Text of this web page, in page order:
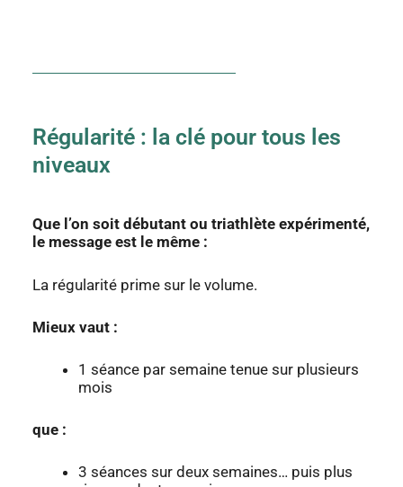
Régularité : la clé pour tous les
niveaux
Que l’on soit débutant ou triathlète expérimenté,
le message est le même :
La régularité prime sur le volume.
Mieux vaut :
1 séance par semaine tenue sur plusieurs
mois
que :
3 séances sur deux semaines… puis plus